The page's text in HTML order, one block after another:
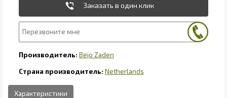
Заказать в один клик
Bejo Zaden
Netherlands